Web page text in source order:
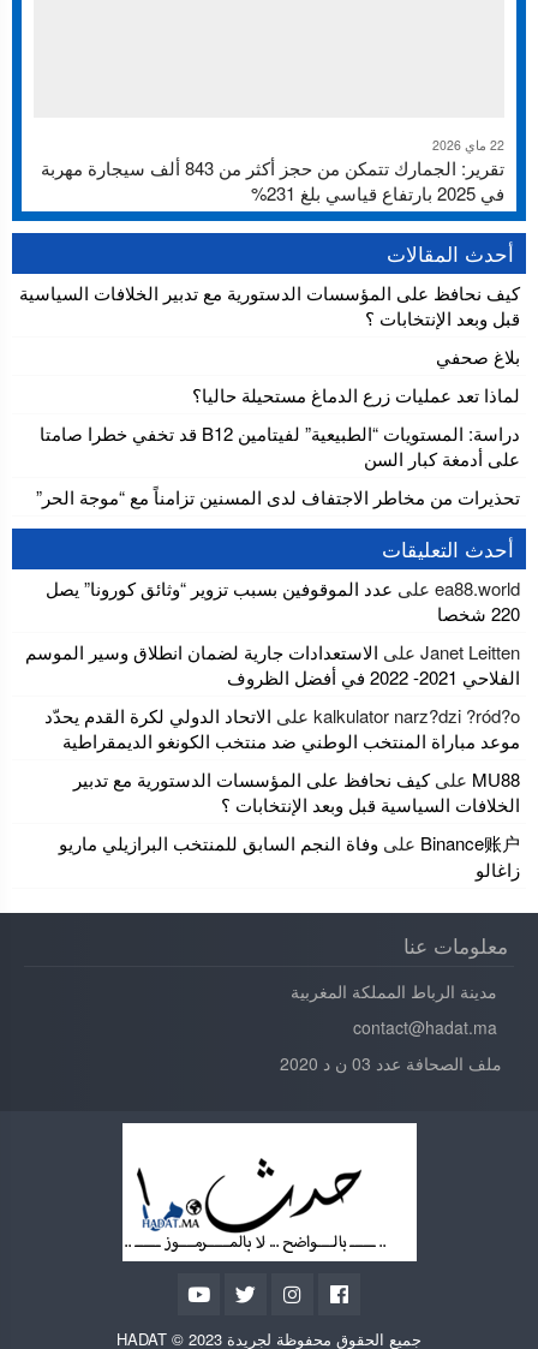
22 ماي 2026
تقرير: الجمارك تتمكن من حجز أكثر من 843 ألف سيجارة مهربة
في 2025 بارتفاع قياسي بلغ 231%
أحدث المقالات
كيف نحافظ على المؤسسات الدستورية مع تدبير الخلافات السياسية
قبل وبعد الإنتخابات ؟
بلاغ صحفي
لماذا تعد عمليات زرع الدماغ مستحيلة حاليا؟
دراسة: المستويات “الطبيعية” لفيتامين B12 قد تخفي خطرا صامتا
على أدمغة كبار السن
تحذيرات من مخاطر الاجتفاف لدى المسنين تزامناً مع “موجة الحر”
أحدث التعليقات
ea88.world على عدد الموقوفين بسبب تزوير “وثائق كورونا” يصل
220 شخصا
Janet Leitten على الاستعدادات جارية لضمان انطلاق وسير الموسم
الفلاحي 2021- 2022 في أفضل الظروف
kalkulator narz?dzi ?ród?o على الاتحاد الدولي لكرة القدم يحدّد
موعد مباراة المنتخب الوطني ضد منتخب الكونغو الديمقراطية
MU88 علىكيف نحافظ على المؤسسات الدستورية مع تدبير
الخلافات السياسية قبل وبعد الإنتخابات ؟
Binance账户 على وفاة النجم السابق للمنتخب البرازيلي ماريو
زاغالو
معلومات عنا
مدينة الرباط المملكة المغربية
ملف الصحافة عدد 03 ن د 2020
جميع الحقوق محفوظة لجريدة HADAT © 2023